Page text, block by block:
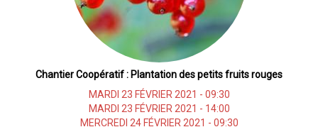
Chantier Coopératif : Plantation des petits fruits rouges
MARDI 23 FÉVRIER 2021 - 09:30
MARDI 23 FÉVRIER 2021 - 14:00
MERCREDI 24 FÉVRIER 2021 - 09:30